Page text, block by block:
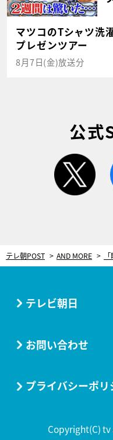
マツコのTシャツ洗
プレゼンツアー
8月7日(金)放送分
公式
テレ朝POST AND MORE
テレビ朝日
お問い合わせ
プライバシーポリ
Copyright(C)